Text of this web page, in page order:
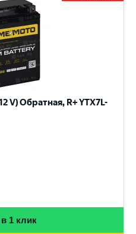
V) Обратная, R+ YTX7L-
1 клик